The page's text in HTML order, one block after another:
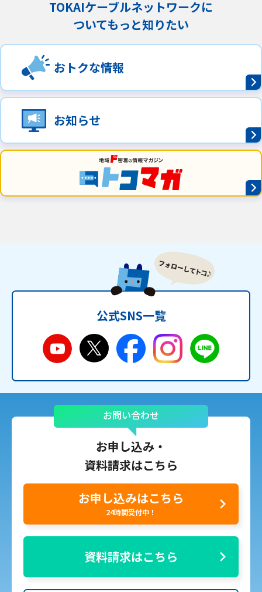
TOKAIケーブルネットワークに
ついてもっと知りたい
おトクな情報
お知らせ
公式SNS一覧
お問い合わせ
お申し込み・
資料請求はこちら
お申し込みはこちら
24時間受付中！
資料請求はこちら